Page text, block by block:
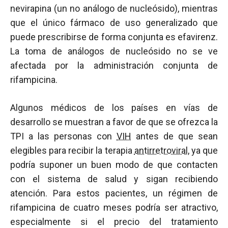
nevirapina (un no análogo de nucleósido), mientras
que el único fármaco de uso generalizado que
puede prescribirse de forma conjunta es efavirenz.
La toma de análogos de nucleósido no se ve
afectada por la administración conjunta de
rifampicina.
Algunos médicos de los países en vías de
desarrollo se muestran a favor de que se ofrezca la
TPI a las personas con VIH antes de que sean
elegibles para recibir la terapia antirretroviral , ya que
podría suponer un buen modo de que contacten
con el sistema de salud y sigan recibiendo
atención. Para estos pacientes, un régimen de
rifampicina de cuatro meses podría ser atractivo,
especialmente si el precio del tratamiento